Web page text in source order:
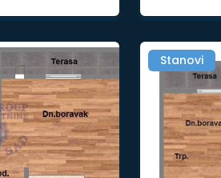
Stanovi